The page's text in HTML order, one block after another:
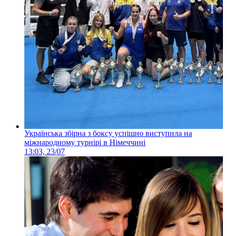
Українська збірна з боксу успішно виступила на
міжнародному турнірі в Німеччині
13:03, 23/07